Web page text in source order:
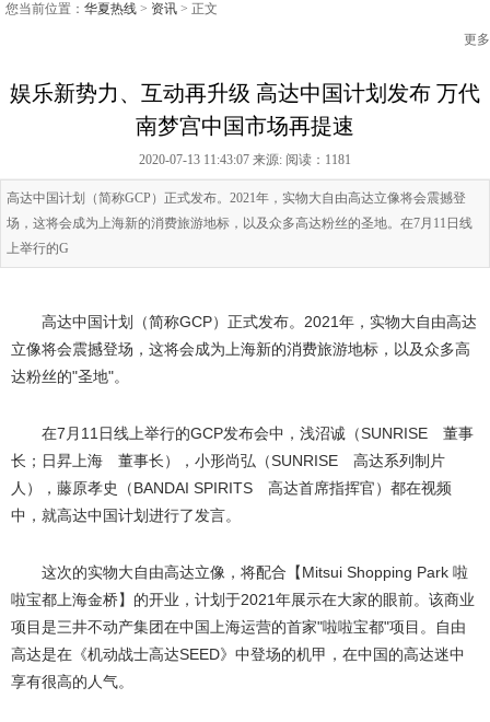
您当前位置： 华夏热线 > 资讯 > 正文
更多
娱乐新势力、互动再升级 高达中国计划发布 万代
南梦宫中国市场再提速
2020-07-13 11:43:07 来源: 阅读：1181
高达中国计划（简称GCP）正式发布。2021年，实物大自由高达立像将会震撼登
场，这将会成为上海新的消费旅游地标，以及众多高达粉丝的圣地。在7月11日线
上举行的G
高达中国计划（简称GCP）正式发布。2021年，实物大自由高达
立像将会震撼登场，这将会成为上海新的消费旅游地标，以及众多高
达粉丝的"圣地"。
在7月11日线上举行的GCP发布会中，浅沼诚（SUNRISE 董事
长；日昇上海 董事长），小形尚弘（SUNRISE 高达系列制片
人），藤原孝史（BANDAI SPIRITS 高达首席指挥官）都在视频
中，就高达中国计划进行了发言。
这次的实物大自由高达立像，将配合【Mitsui Shopping Park 啦
啦宝都上海金桥】的开业，计划于2021年展示在大家的眼前。该商业
项目是三井不动产集团在中国上海运营的首家"啦啦宝都"项目。自由
高达是在《机动战士高达SEED》中登场的机甲，在中国的高达迷中
享有很高的人气。